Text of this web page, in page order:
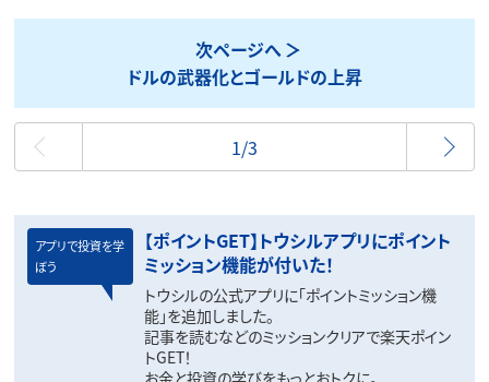
次ページへ
ドルの武器化とゴールドの上昇
最初
1/3
アプリで投資を学
ぼう
【ポイントGET】トウシルアプリにポイント
ミッション機能が付いた！
トウシルの公式アプリに「ポイントミッション機
能」を追加しました。
記事を読むなどのミッションクリアで楽天ポイン
トGET！